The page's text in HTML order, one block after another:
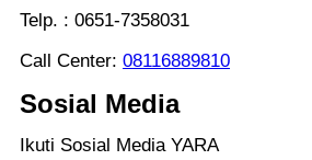
Telp. : 0651-7358031
Call Center: 08116889810
Sosial Media
Ikuti Sosial Media YARA